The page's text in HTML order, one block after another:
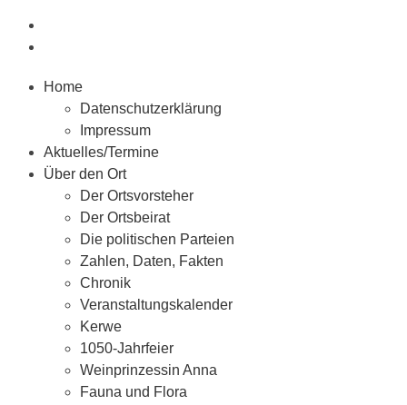
Home
Datenschutzerklärung
Impressum
Aktuelles/Termine
Über den Ort
Der Ortsvorsteher
Der Ortsbeirat
Die politischen Parteien
Zahlen, Daten, Fakten
Chronik
Veranstaltungskalender
Kerwe
1050-Jahrfeier
Weinprinzessin Anna
Fauna und Flora